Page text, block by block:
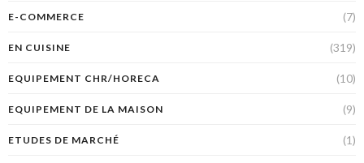
E-COMMERCE (7)
EN CUISINE (319)
EQUIPEMENT CHR/HORECA (10)
EQUIPEMENT DE LA MAISON (9)
ETUDES DE MARCHÉ (1)